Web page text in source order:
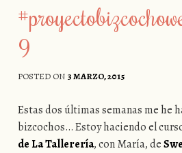
9
POSTED ON 3 MARZO, 2015
Estas dos últimas semanas me he
bizcochos… Estoy haciendo el
de La Tallerería, con María, de